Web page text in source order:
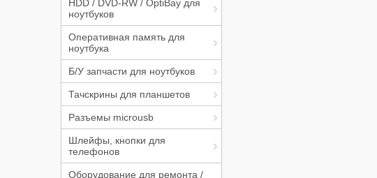
HDD / DVD-RW / OptiBay для
ноутбуков
Оперативная память для
ноутбука
Б/У запчасти для ноутбуков
Тачскрины для планшетов
Разъемы microusb
Шлейфы, кнопки для
телефонов
Оборудование для ремонта /